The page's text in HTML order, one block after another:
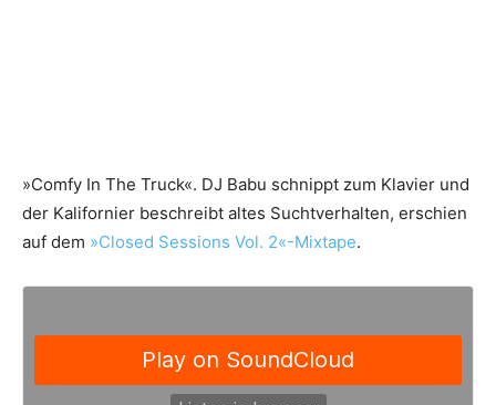
»Comfy In The Truck«. DJ Babu schnippt zum Klavier und
der Kalifornier beschreibt altes Suchtverhalten, erschien
auf dem »Closed Sessions Vol. 2«-Mixtape.